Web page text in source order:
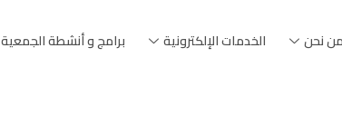
من نحن الخدمات الإلكترونية برامج و أنشطة الجمعية